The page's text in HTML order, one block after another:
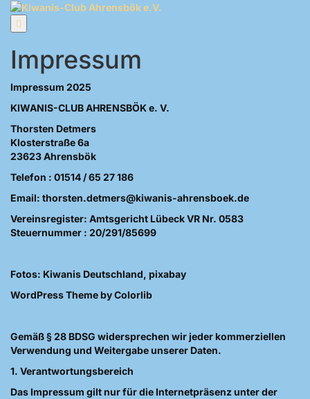
Zum
Inhalt
springen
Impressum
Impressum 2025
KIWANIS-CLUB AHRENSBÖK e. V.
Thorsten Detmers
Klosterstraße 6a
23623 Ahrensbök
Telefon : 01514 / 65 27 186
Email: thorsten.detmers@kiwanis-ahrensboek.de
Vereinsregister: Amtsgericht Lübeck VR Nr. 0583
Steuernummer : 20/291/85699
Fotos: Kiwanis Deutschland, pixabay
WordPress Theme by Colorlib
Gemäß § 28 BDSG widersprechen wir jeder kommerziellen
Verwendung und Weitergabe unserer Daten.
1. Verantwortungsbereich
Das Impressum gilt nur für die Internetpräsenz unter der